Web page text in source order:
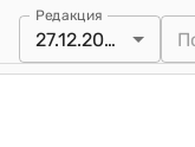
Редакция
27.12.2023